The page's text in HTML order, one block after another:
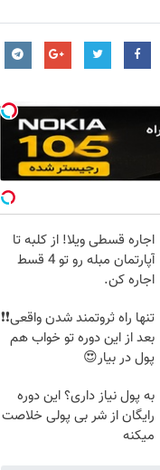
اجاره‌ قسطی ویلا! از کلبه تا
آپارتمان مبله رو تو 4 قسط
اجاره کن.
تنها راه ثروتمند شدن واقعی❗❗
بعد از این دوره تو خواب هم
پول در بیار😍
به پول نیاز داری؟ این دوره
رایگان از شر بی پولی خلاصت
میکنه